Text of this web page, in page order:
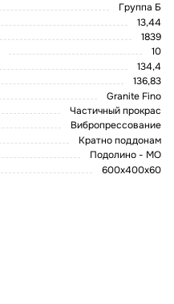
Группа Б
13,44
1839
10
134,4
136,83
Granite Fino
Частичный прокрас
Вибропрессование
Кратно поддонам
Подолино - МО
600x400x60